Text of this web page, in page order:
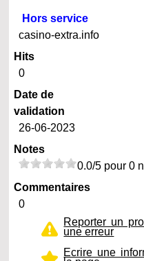
Hors service
casino-extra.info
Hits
0
Date de
validation
26-06-2023
Notes
0.0/5 pour 0
Commentaires
0
Reporter un
une erreur
Ecrire une